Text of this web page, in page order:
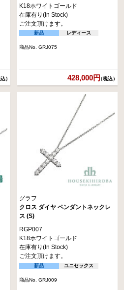
）
K18ホワイトゴールド
在庫有り(In Stock)
ご注文頂けます。
新品 レディース
商品No. GRJ075
428,000円（税込）
グラフ
クロス ダイヤ ペンダントネックレ
ス (S)
RGP007
K18ホワイトゴールド
在庫有り(In Stock)
ご注文頂けます。
新品 ユニセックス
商品No. GRJ009